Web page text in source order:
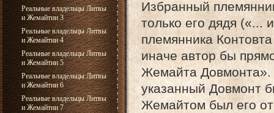
Реальные владельцы Литвы
и Жемайтии 3
Реальные владельцы Литвы
и Жемайтии 4
Реальные владельцы Литвы
и Жемайтии 5
Реальные владельцы Литвы
и Жемайтии 6
Реальные владельцы Литвы
и Жемайтии 7
Избранный
только его дядя («...
племянника
иначе автор бы
Жемайта Довмонта».
указанный Довмонт
Жемайтом был его